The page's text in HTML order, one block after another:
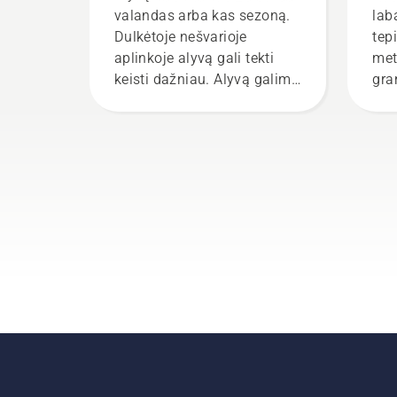
valandas arba kas sezoną.
Dulkėtoje nešvarioje
aplinkoje alyvą gali tekti
keisti dažniau. Alyvą galima